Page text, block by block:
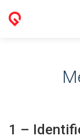
1 –